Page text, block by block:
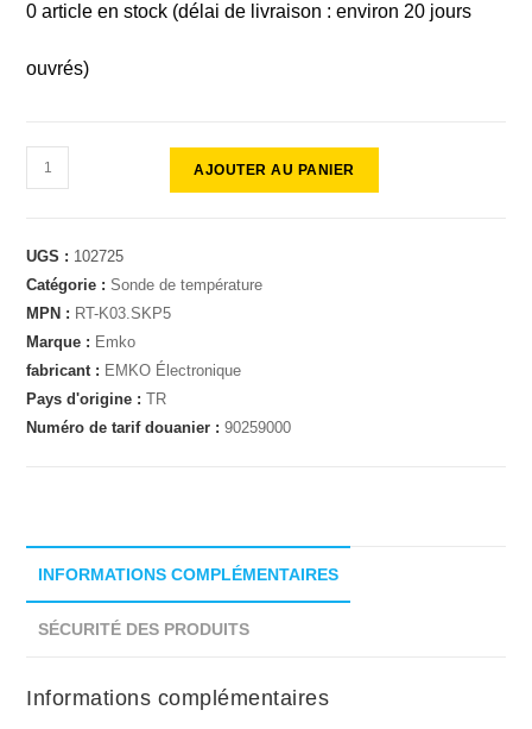
0 article en stock (délai de livraison : environ 20 jours
ouvrés)
AJOUTER AU PANIER
UGS : 102725
Catégorie :Sonde de température
MPN : RT-K03.SKP5
Marque : Emko
fabricant : EMKO Électronique
Pays d'origine :TR
Numéro de tarif douanier :90259000
INFORMATIONS COMPLÉMENTAIRES
SÉCURITÉ DES PRODUITS
Informations complémentaires